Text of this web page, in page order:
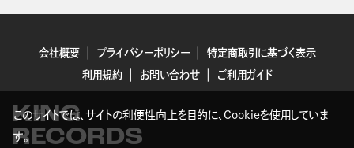
会社概要 プライバシーポリシー
特定商取引に基づく表示
利用規約
お問い合わせ ご利用ガイド
KING
RECORDS
このサイトでは、サイトの利便性向上を目的に、Cookieを使用していま
す。